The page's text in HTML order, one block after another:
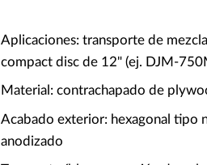
Aplicaciones: transporte de
compact disc de 12" (ej. DJM-
Material: contrachapado de
Acabado exterior: hexagonal tipo
anodizado